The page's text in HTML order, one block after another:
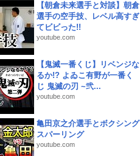
【朝倉未来選手と対談】朝倉
選手の空手技、レベル高すぎ
てビビった!!
youtube.com
【鬼滅一番くじ】リベンジな
るか!? よゐこ有野が一番く
じ 鬼滅の刃 ~弐...
youtube.com
亀田京之介選手とボクシング
スパーリング
youtube.com